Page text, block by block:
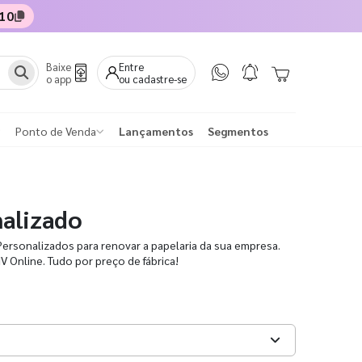
Baixe
o app
Entre
ou cadastre-se
Ponto de Venda Lançamentos Segmentos
para renovar a papelaria da sua empresa.
Online. Tudo por preço de fábrica!